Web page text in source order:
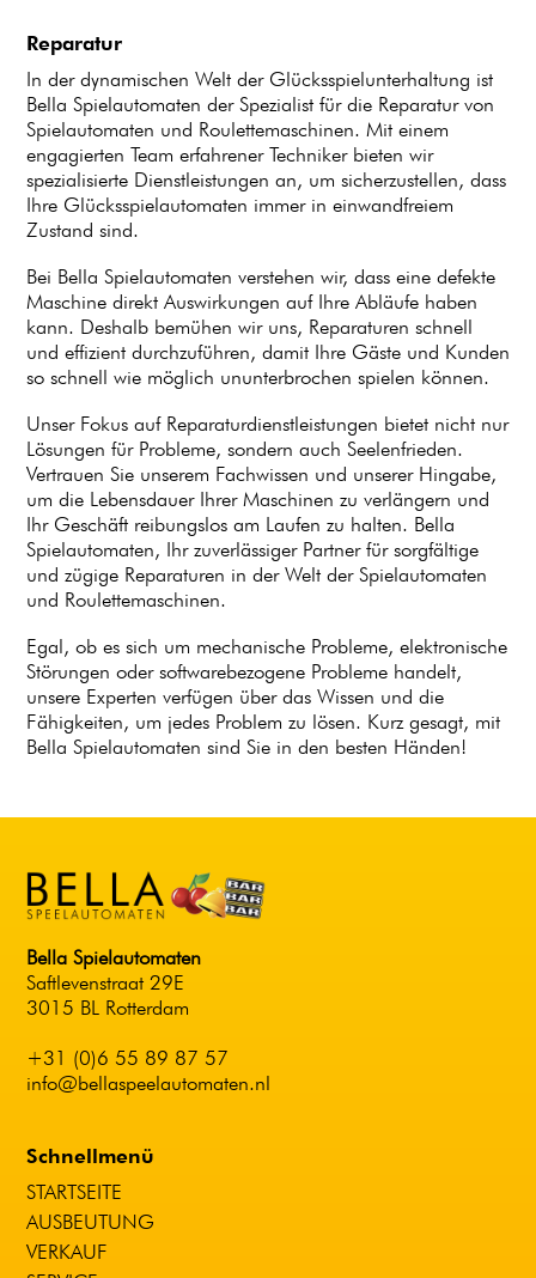
Reparatur
In der dynamischen Welt der Glücksspielunterhaltung ist
Bella Spielautomaten der Spezialist für die Reparatur von
Spielautomaten und Roulettemaschinen. Mit einem
engagierten Team erfahrener Techniker bieten wir
spezialisierte Dienstleistungen an, um sicherzustellen, dass
Ihre Glücksspielautomaten immer in einwandfreiem
Zustand sind.
Bei Bella Spielautomaten verstehen wir, dass eine defekte
Maschine direkt Auswirkungen auf Ihre Abläufe haben
kann. Deshalb bemühen wir uns, Reparaturen schnell
und effizient durchzuführen, damit Ihre Gäste und Kunden
so schnell wie möglich ununterbrochen spielen können.
Unser Fokus auf Reparaturdienstleistungen bietet nicht nur
Lösungen für Probleme, sondern auch Seelenfrieden.
Vertrauen Sie unserem Fachwissen und unserer Hingabe,
um die Lebensdauer Ihrer Maschinen zu verlängern und
Ihr Geschäft reibungslos am Laufen zu halten. Bella
Spielautomaten, Ihr zuverlässiger Partner für sorgfältige
und zügige Reparaturen in der Welt der Spielautomaten
und Roulettemaschinen.
Egal, ob es sich um mechanische Probleme, elektronische
Störungen oder softwarebezogene Probleme handelt,
unsere Experten verfügen über das Wissen und die
Fähigkeiten, um jedes Problem zu lösen. Kurz gesagt, mit
Bella Spielautomaten sind Sie in den besten Händen!
Bella Spielautomaten
Saftlevenstraat 29E
3015 BL Rotterdam
+31 (0)6 55 89 87 57
info@bellaspeelautomaten.nl
Schnellmenü
STARTSEITE
AUSBEUTUNG
VERKAUF